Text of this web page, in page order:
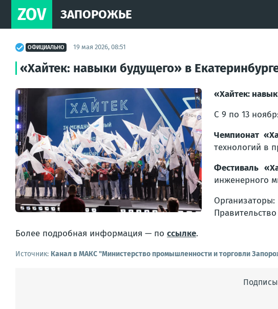
ZOV ЗАПОРОЖЬЕ
ОФИЦИАЛЬНО 19 мая 2026, 08:51
«Хайтек: навыки будущего» в
«Хайтек:
С 9 по 13
Чемпионат
технологий в
Фестиваль
инженерного
Более подробная информация — по ссылке.
Источник: Канал в МАКС "Министерство промышленности и торговли